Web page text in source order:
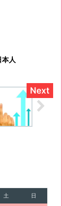
本人
土 日